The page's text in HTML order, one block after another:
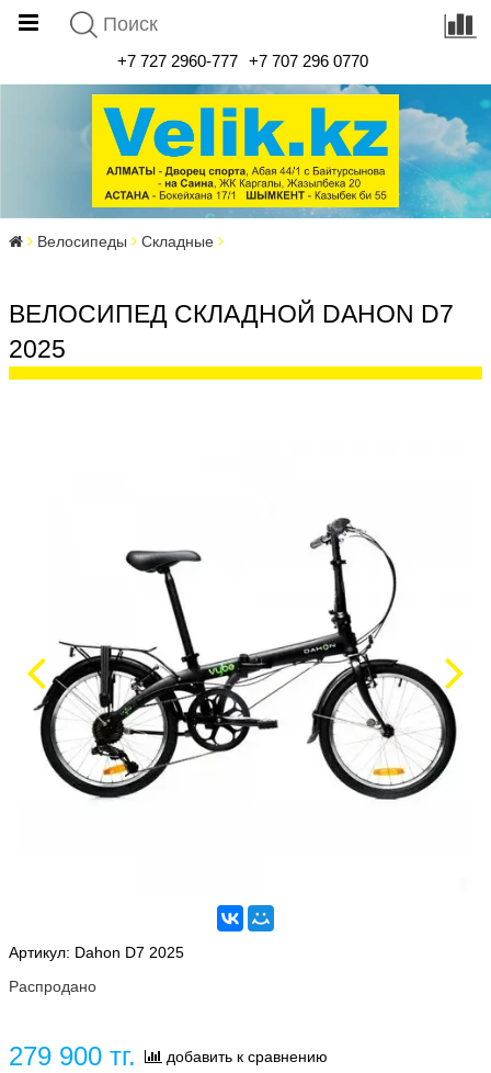
+7 727 2960-777 +7 707 296 0770
Велосипеды Складные
ВЕЛОСИПЕД СКЛАДНОЙ DAHON D7
2025
Артикул: Dahon D7 2025
Распродано
279 900 тг. добавить к сравнению